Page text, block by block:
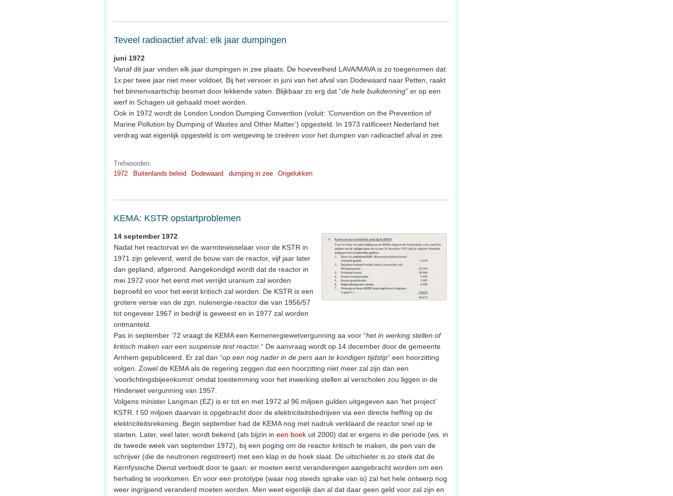
Teveel radioactief afval: elk jaar dumpingen
juni 1972
Vanaf dit jaar vinden elk jaar dumpingen in zee plaats. De hoeveelheid LAVA/MAVA is zo toegenomen dat
1x per twee jaar niet meer voldoet. Bij het vervoer in juni van het afval van Dodewaard naar Petten, raakt
het binnenvaartschip besmet door lekkende vaten. Blijkbaar zo erg dat “de hele buikdenning” er op een
werf in Schagen uit gehaald moet worden.
Ook in 1972 wordt de London London Dumping Convention (voluit: ‘Convention on the Prevention of
Marine Pollution by Dumping of Wastes and Other Matter’) opgesteld. In 1973 ratificeert Nederland het
verdrag wat eigenlijk opgesteld is om wetgeving te creëren voor het dumpen van radioactief afval in zee.
Trefwoorden:
1972
Buitenlands beleid Dodewaard dumping in zee Ongelukken
KEMA: KSTR opstartproblemen
14 september 1972
Nadat het reactorvat en de warmtewisselaar voor de KSTR in
1971 zijn geleverd, werd de bouw van de reactor, vijf jaar later
dan gepland, afgerond. Aangekondigd wordt dat de reactor in
mei 1972 voor het eerst met verrijkt uranium zal worden
beproefd en voor het eerst kritisch zal worden. De KSTR is een
grotere versie van de zgn. nulenergie-reactor die van 1956/57
tot ongeveer 1967 in bedrijf is geweest en in 1977 zal worden
ontmanteld.
Pas in september ’72 vraagt de KEMA een Kernenergiewetvergunning aa voor “het in werking stellen of
kritisch maken van een suspensie test reactor.“ De aanvraag wordt op 14 december door de gemeente
Arnhem gepubliceerd. Er zal dan “op een nog nader in de pers aan te kondigen tijdstip“ een hoorzitting
volgen. Zowel de KEMA als de regering zeggen dat een hoorzitting niet meer zal zijn dan een
‘voorlichtingsbijeenkomst’ omdat toestemming voor het inwerking stellen al verscholen zou liggen in de
Hinderwet vergunning van 1957.
Volgens minister Langman (EZ) is er tot en met 1972 al 96 miljoen gulden uitgegeven aan ‘het project’
KSTR. f 50 miljoen daarvan is opgebracht door de elektriciteitsbedrijven via een directe heffing op de
elektriciteitsrekening. Begin september had de KEMA nog met nadruk verklaard de reactor snel op te
starten. Later, veel later, wordt bekend (als bijzin in een boek uit 2000) dat er ergens in die periode (ws. in
de tweede week van september 1972), bij een poging om de reactor kritisch te maken, de pen van de
schrijver (die de neutronen registreert) met een klap in de hoek slaat. De uitschieter is zo sterk dat de
Kernfysische Dienst verbiedt door te gaan: er moeten eerst veranderingen aangebracht worden om een
herhaling te voorkomen. En voor een prototype (waar nog steeds sprake van is) zal het hele ontwerp nog
weer ingrijpend veranderd moeten worden. Men weet eigenlijk dan al dat daar geen geld voor zal zijn en